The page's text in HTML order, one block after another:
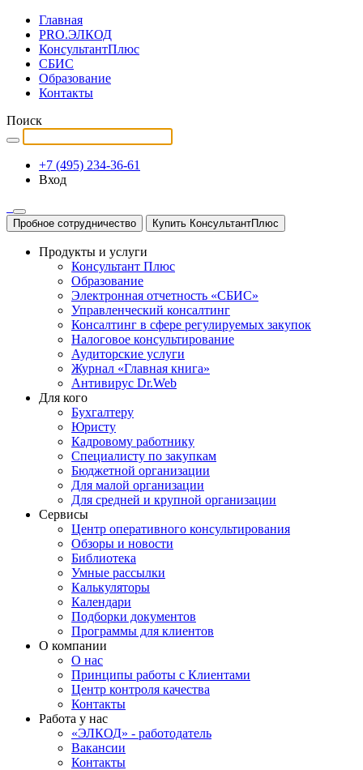
Главная
PRO.ЭЛКОД
КонсультантПлюс
СБИС
Образование
Контакты
Поиск
+7 (495) 234-36-61
Вход
Пробное сотрудничество Купить КонсультантПлюс
Продукты и услуги
Консультант Плюс
Образование
Электронная отчетность «СБИС»
Управленческий консалтинг
Консалтинг в сфере регулируемых закупок
Налоговое консультирование
Аудиторские услуги
Журнал «Главная книга»
Антивирус Dr.Web
Для кого
Бухгалтеру
Юристу
Кадровому работнику
Специалисту по закупкам
Бюджетной организации
Для малой организации
Для средней и крупной организации
Сервисы
Центр оперативного консультирования
Обзоры и новости
Библиотека
Умные рассылки
Калькуляторы
Календари
Подборки документов
Программы для клиентов
О компании
О нас
Принципы работы с Клиентами
Центр контроля качества
Контакты
Работа у нас
«ЭЛКОД» - работодатель
Вакансии
Контакты